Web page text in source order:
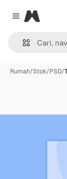
Close menu
Magnific
Rumah/Stok/PSD/